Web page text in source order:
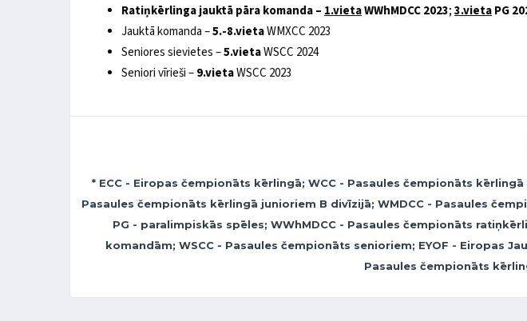
Ratiņkērlinga jauktā pāra komanda –1.vietaWWhMDCC 2023;3.vietaPG
Jauktā komanda –5.-8.vietaWMXCC 2023
Seniores sievietes –5.vietaWSCC 2024
Seniori vīrieši –9.vietaWSCC 2023
* ECC - Eiropas čempionāts kērlingā; WCC - Pasaules čempionāts
Pasaules čempionāts kērlingā junioriem B divīzijā; WMDCC - Pasaules
PG - paralimpiskās spēles; WWhMDCC - Pasaules čempionāts
komandām; WSCC - Pasaules čempionāts senioriem; EYOF - Eiropas
Pasaules čempionāts